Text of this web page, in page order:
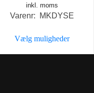
inkl. moms
Varenr: MKDYSE
Vælg muligheder
Dette